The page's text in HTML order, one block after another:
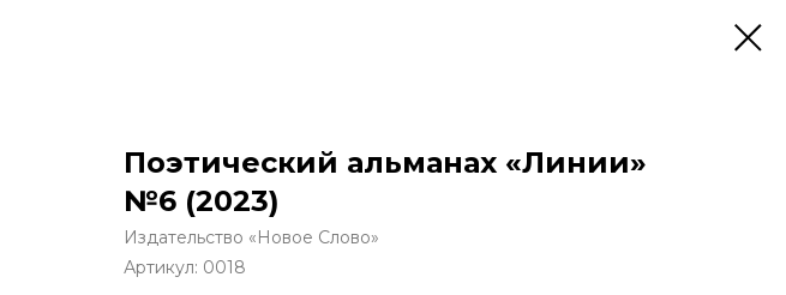
Поэтический альманах «Линии»
№6 (2023)
Издательство «Новое Слово»
Артикул: 0018